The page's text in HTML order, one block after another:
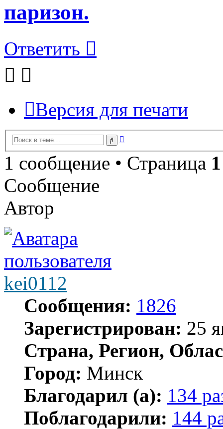
паризон.
Ответить
Версия для печати
Поиск
1 сообщение • Страница 1
Сообщение
Автор
kei0112
Сообщения: 1826
Зарегистрирован: 25
Страна, Регион,
Город: Минск
Благодарил (а): 134
Поблагодарили: 144